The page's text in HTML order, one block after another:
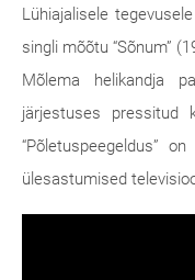
Lühiajalisele
singli mõõtu “Sõnum”
Mõlema helikandja
järjestuses pressitud
“Põletuspeegeldus”
ülesastumised